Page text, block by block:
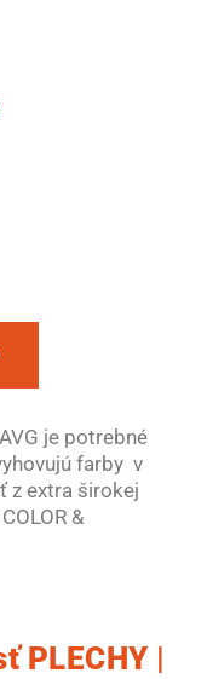
je potrebné
farby v
z extra širokej
&
PLECHY |